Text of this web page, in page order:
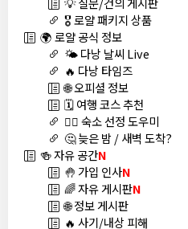
🎖️ 로얄 패키지 상품
🌍 로얄 공식 정보
🌤️ 다낭 날씨 Live
🔥 다낭 타임즈
🌐 오피셜 정보
🗓️ 여행 코스 추천
🏊‍♀️ 숙소 선정 도우미
🤔 늦은 밤 / 새벽 도착?
🍻 자유 공간N
🤚 가입 인사N
🌈 자유 게시판N
🌐 정보 게시판
🔥 사기/내상 피해